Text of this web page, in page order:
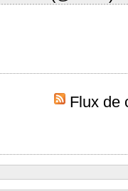
Flux de